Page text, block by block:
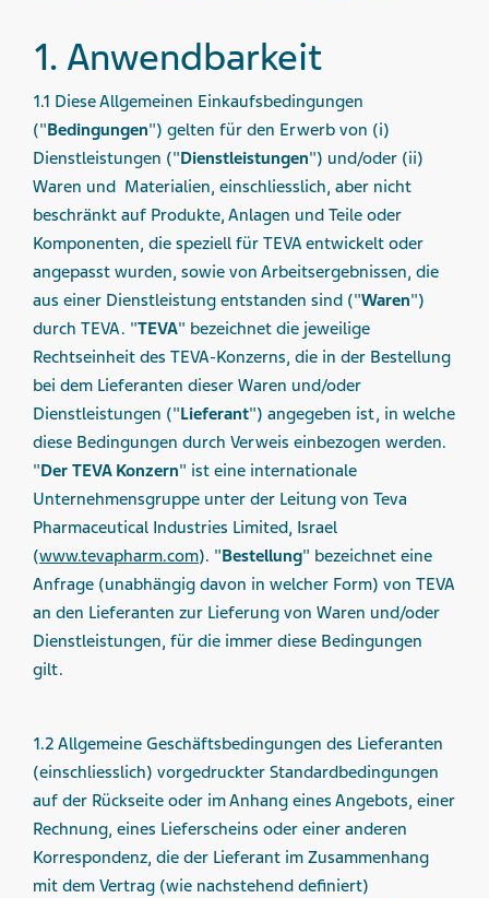
1. Anwendbarkeit
1.1 Diese Allgemeinen Einkaufsbedingungen
("Bedingungen") gelten für den Erwerb von (i)
Dienstleistungen ("Dienstleistungen") und/oder (ii)
Waren und Materialien, einschliesslich, aber nicht
beschränkt auf Produkte, Anlagen und Teile oder
Komponenten, die speziell für TEVA entwickelt oder
angepasst wurden, sowie von Arbeitsergebnissen, die
aus einer Dienstleistung entstanden sind ("Waren")
durch TEVA. "TEVA" bezeichnet die jeweilige
Rechtseinheit des TEVA-Konzerns, die in der Bestellung
bei dem Lieferanten dieser Waren und/oder
Dienstleistungen ("Lieferant") angegeben ist, in welche
diese Bedingungen durch Verweis einbezogen werden.
"Der TEVA Konzern" ist eine internationale
Unternehmensgruppe unter der Leitung von Teva
Pharmaceutical Industries Limited, Israel
(www.tevapharm.com). "Bestellung" bezeichnet eine
Anfrage (unabhängig davon in welcher Form) von TEVA
an den Lieferanten zur Lieferung von Waren und/oder
Dienstleistungen, für die immer diese Bedingungen
gilt.
1.2 Allgemeine Geschäftsbedingungen des Lieferanten
(einschliesslich) vorgedruckter Standardbedingungen
auf der Rückseite oder im Anhang eines Angebots, einer
Rechnung, eines Lieferscheins oder einer anderen
Korrespondenz, die der Lieferant im Zusammenhang
mit dem Vertrag (wie nachstehend definiert)